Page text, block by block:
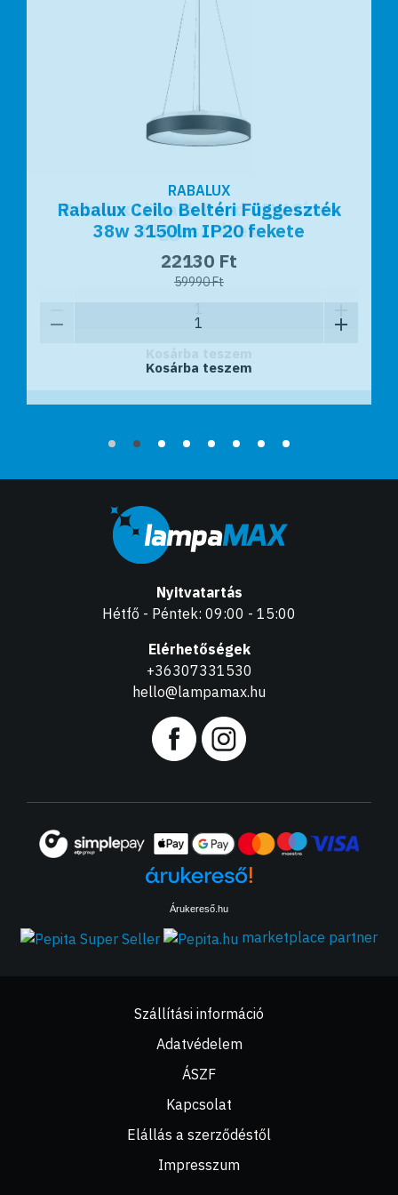
RABALUX
Rabalux Ceilo Beltéri Függeszték
38w 3150lm IP20 fekete
22130 Ft
59990 Ft
Kosárba teszem
RABALUX
Rabalux LiTrack Pend.01W Sínes
függesztékek
13990 Ft
Nyitvatartás
Hétfő - Péntek: 09:00 - 15:00
Elérhetőségek
+36307331530
hello@lampamax.hu
Árukereső.hu
marketplace partner
Szállítási információ
Adatvédelem
ÁSZF
Kapcsolat
Elállás a szerződéstől
Impresszum